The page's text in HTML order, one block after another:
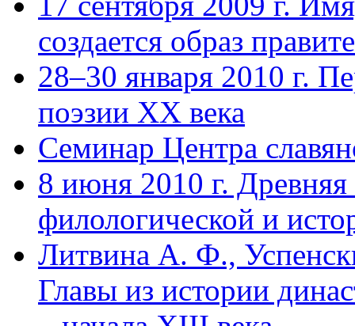
создается образ
28–30 января 2010 г.
поэзии ХХ века
Семинар Центра
8 июня 2010 г.
филологической и
Литвина А. Ф.,
Главы из истории